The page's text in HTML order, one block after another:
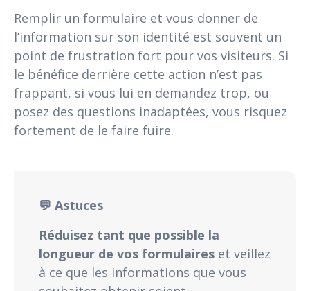
Remplir un formulaire et vous donner de
l’information sur son identité est souvent un
point de frustration fort pour vos visiteurs. Si
le bénéfice derrière cette action n’est pas
frappant, si vous lui en demandez trop, ou
posez des questions inadaptées, vous risquez
fortement de le faire fuire.
💬 Astuces
Réduisez tant que possible la
longueur de vos formulaires et veillez
à ce que les informations que vous